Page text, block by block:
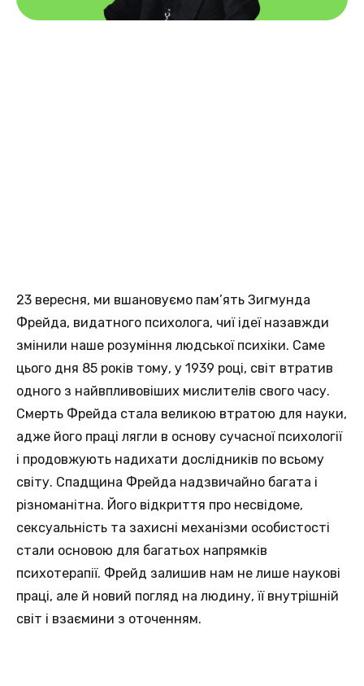
23 вересня, ми вшановуємо пам’ять Зигмунда
Фрейда, видатного психолога, чиї ідеї назавжди
змінили наше розуміння людської психіки. Саме
цього дня 85 років тому, у 1939 році, світ втратив
одного з найвпливовіших мислителів свого часу.
Смерть Фрейда стала великою втратою для науки,
адже його праці лягли в основу сучасної психології
і продовжують надихати дослідників по всьому
світу. Спадщина Фрейда надзвичайно багата і
різноманітна. Його відкриття про несвідоме,
сексуальність та захисні механізми особистості
стали основою для багатьох напрямків
психотерапії. Фрейд залишив нам не лише наукові
праці, але й новий погляд на людину, її внутрішній
світ і взаємини з оточенням.